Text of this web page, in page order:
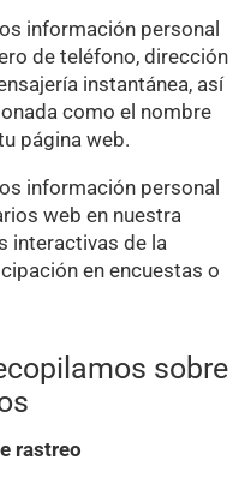
información personal
de teléfono, dirección
instantánea, así
como el nombre
página web.
información personal
web en nuestra
interactivas de la
en encuestas o
sobre
rastreo